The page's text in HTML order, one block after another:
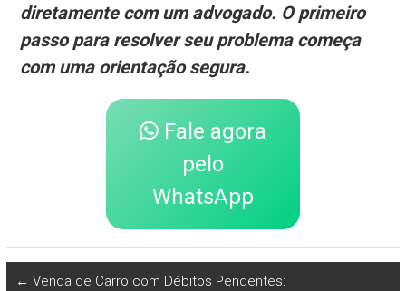
diretamente com um advogado. O primeiro
passo para resolver seu problema começa
com uma orientação segura.
Fale agora
pelo
WhatsApp
← Venda de Carro com Débitos Pendentes: